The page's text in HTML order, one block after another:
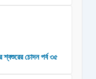
শ্বশুরের চোদন পর্ব ৩৫